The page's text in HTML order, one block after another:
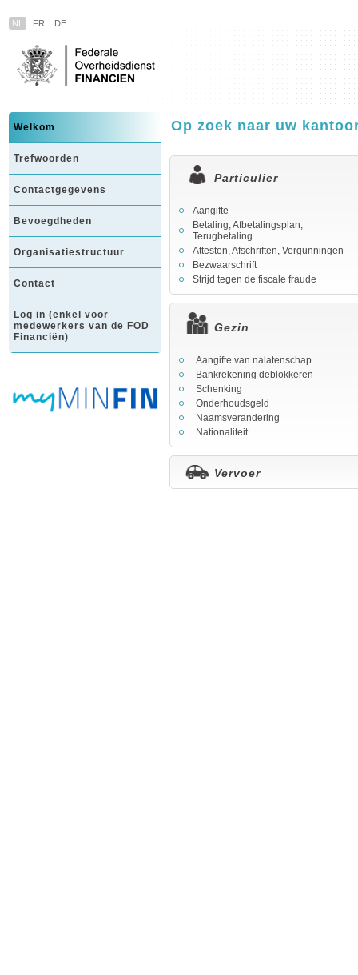
NL FR DE
Welkom
Trefwoorden
Contactgegevens
Bevoegdheden
Organisatiestructuur
Contact
Log in (enkel voor
medewerkers van de FOD
Financiën)
Op zoek naar uw
Particulier
Aangifte
Betaling, Afbetalingsplan,
Terugbetaling
Attesten, Afschriften, Vergunningen
Bezwaarschrift
Strijd tegen de fiscale fraude
Gezin
Aangifte van nalatenschap
Bankrekening deblokkeren
Schenking
Onderhoudsgeld
Naamsverandering
Nationaliteit
Vervoer